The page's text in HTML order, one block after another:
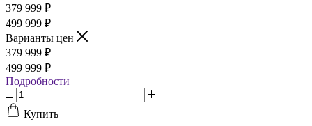
379 999 ₽
499 999 ₽
Варианты цен
379 999 ₽
499 999 ₽
Подробности
Купить